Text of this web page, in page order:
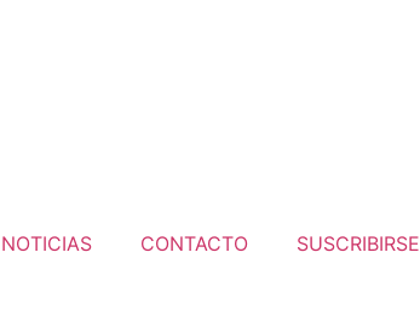
NOTICIAS CONTACTO SUSCRIBIRSE